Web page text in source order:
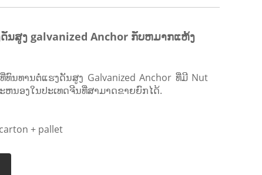
ນສູງ galvanized Anchor ກັບຫມາກແຫ້ງ
ທົນທານຕໍ່ແຮງດັນສູງ Galvanized Anchor ທີ່ມີ Nut
ຫນອງໃນປະເທດຈີນທີ່ສາມາດຂາຍຍົກໄດ້.
+ pallet